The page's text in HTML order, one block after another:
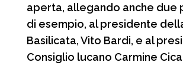
i
aperta, allegando anche due
di esempio, al presidente
Basilicata, Vito Bardi, e al
Consiglio lucano Carmine